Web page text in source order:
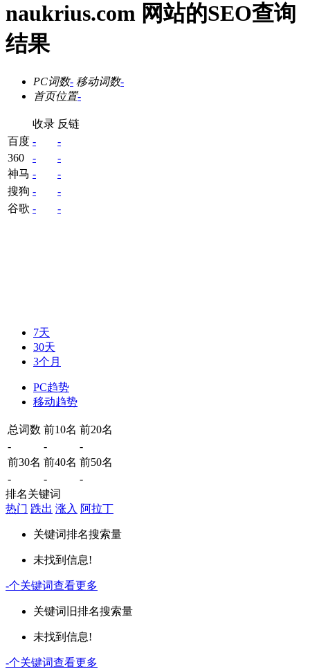
naukrius.com 网站的SEO查询
结果
PC词数- 移动词数-
首页位置-
收录 反链
百度 -
-
360
-
-
神马 -
-
搜狗 -
-
谷歌 - -
7天
30天
3个月
PC趋势
移动趋势
总词数 前10名 前20名
-
-
-
前30名 前40名 前50名
-
-
-
排名关键词
热门 跌出 涨入 阿拉丁
关键词排名搜索量
未找到信息!
-个关键词查看更多
关键词 旧排名搜索量
未找到信息!
-个关键词查看更多